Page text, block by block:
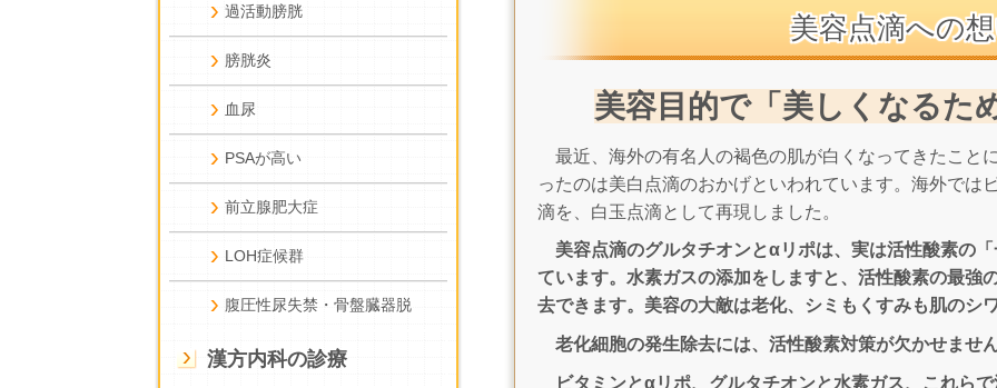
美容点滴への
美容目的で「美しくなるた
最近、海外の有名人の褐色の肌が白くなってきたこと
ったのは美白点滴のおかげといわれています。海外では
滴を、白玉点滴として再現しました。
美容点滴のグルタチオンとαリポは、実は活性酸素の
ています。水素ガスの添加をしますと、活性酸素の最強
去できます。美容の大敵は老化、シミもくすみも肌のシ
老化細胞の発生除去には、活性酸素対策が欠かせません
ビタミンとαリポ、グルタチオンと水素ガス、これら
過活動膀胱
膀胱炎
血尿
PSAが高い
前立腺肥大症
LOH症候群
腹圧性尿失禁・骨盤臓器脱
漢方内科の診療